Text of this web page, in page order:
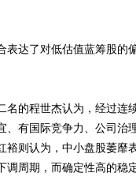
达了对低估值蓝筹股的
的程世杰认为，经过连
有国际竞争力、公司治
则认为，中小盘股萎靡
周期，而确定性高的稳